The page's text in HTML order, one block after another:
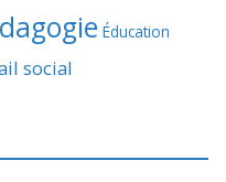
Éducation
social